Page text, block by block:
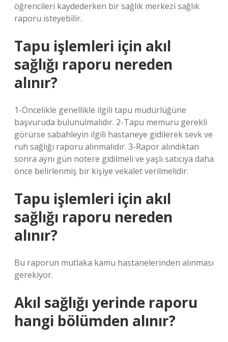
öğrencileri kaydederken bir sağlık merkezi sağlık
raporu isteyebilir.
Tapu işlemleri için akıl
sağlığı raporu nereden
alınır?
1-Öncelikle genellikle ilgili tapu müdürlüğüne
başvuruda bulunulmalıdır. 2-Tapu memuru gerekli
görürse sabahleyin ilgili hastaneye gidilerek sevk ve
ruh sağlığı raporu alınmalıdır. 3-Rapor alındıktan
sonra aynı gün notere gidilmeli ve yaşlı satıcıya daha
önce belirlenmiş bir kişiye vekalet verilmelidir.
Tapu işlemleri için akıl
sağlığı raporu nereden
alınır?
Bu raporun mutlaka kamu hastanelerinden alınması
gerekiyor.
Akıl sağlığı yerinde raporu
hangi bölümden alınır?